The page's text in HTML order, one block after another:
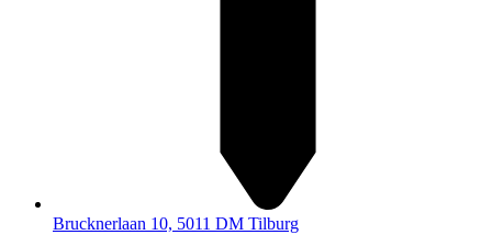
Brucknerlaan 10, 5011 DM Tilburg